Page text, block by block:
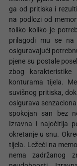
ga od pritiska i
na podlozi od
toliko koliko je
prilagodi mu se na
osiguravajući
pjene su postale
zbog karakteristike
konturama tijela.
suvišnog pritiska,
osigurava
spokojan san bez
Izravna i najočitija
okretanje u snu.
tijela. Ležeći na
nema zadržanog